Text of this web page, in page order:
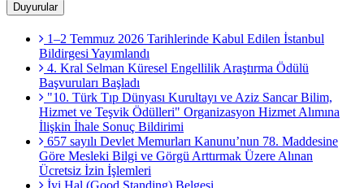
Duyurular
1–2 Temmuz 2026 Tarihlerinde Kabul Edilen İstanbul
Bildirgesi Yayımlandı
4. Kral Selman Küresel Engellilik Araştırma Ödülü
Başvuruları Başladı
"10. Türk Tıp Dünyası Kurultayı ve Aziz Sancar Bilim,
Hizmet ve Teşvik Ödülleri" Organizasyon Hizmet Alımına
İlişkin İhale Sonuç Bildirimi
657 sayılı Devlet Memurları Kanunu’nun 78. Maddesine
Göre Mesleki Bilgi ve Görgü Arttırmak Üzere Alınan
Ücretsiz İzin İşlemleri